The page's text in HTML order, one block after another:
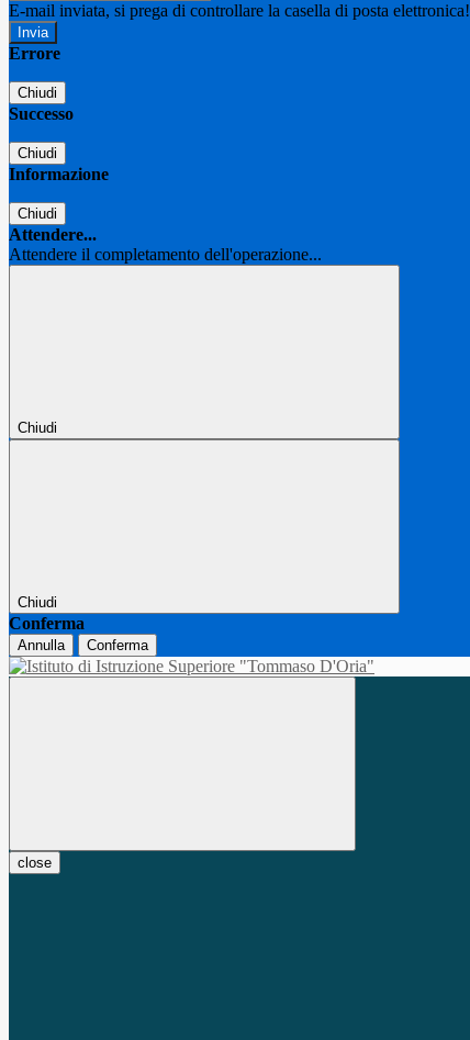
E-mail inviata, si prega di controllare la casella di posta elettronica!
Errore
Chiudi
Successo
Chiudi
Informazione
Chiudi
Attendere...
Attendere il completamento dell'operazione...
Chiudi
Chiudi
Conferma
Annulla Conferma
close